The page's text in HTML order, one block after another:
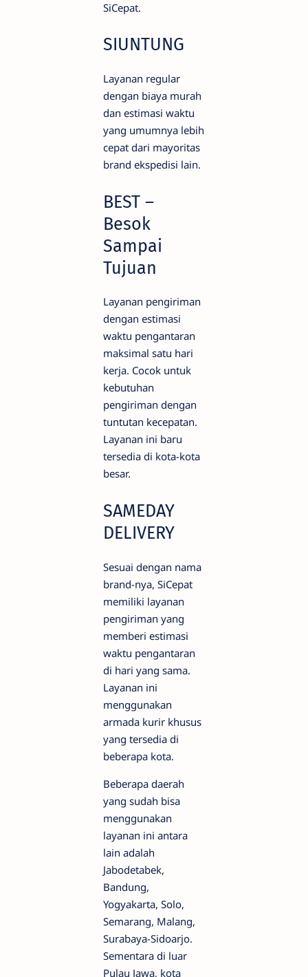
SiCepat.
SIUNTUNG
Layanan regular
dengan biaya murah
dan estimasi waktu
yang umumnya lebih
cepat dari mayoritas
brand ekspedisi lain.
BEST –
Besok
Sampai
Tujuan
Layanan pengiriman
dengan estimasi
waktu pengantaran
maksimal satu hari
kerja. Cocok untuk
kebutuhan
pengiriman dengan
tuntutan kecepatan.
Layanan ini baru
tersedia di kota-kota
besar.
SAMEDAY
DELIVERY
Sesuai dengan nama
brand-nya, SiCepat
memiliki layanan
pengiriman yang
memberi estimasi
waktu pengantaran
di hari yang sama.
Layanan ini
menggunakan
armada kurir khusus
yang tersedia di
beberapa kota.
Beberapa daerah
yang sudah bisa
menggunakan
layanan ini antara
lain adalah
Jabodetabek,
Bandung,
Yogyakarta, Solo,
Semarang, Malang,
Surabaya-Sidoarjo.
Sementara di luar
Pulau Jawa, kota